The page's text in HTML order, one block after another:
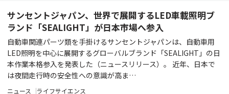
サンセントジャパン、世界で展開するLED車載照明ブ
ランド「SEALIGHT」が日本市場へ参入
自動車関連パーツ類を手掛けるサンセントジャパンは、自動車用
LED照明を中心に展開するグローバルブランド「SEALIGHT」の日
本作業本格参入を発表した（ニュースリリース）。 近年、日本で
は夜間走行時の安全性への意識が高ま…
ニュース ライフサイエンス